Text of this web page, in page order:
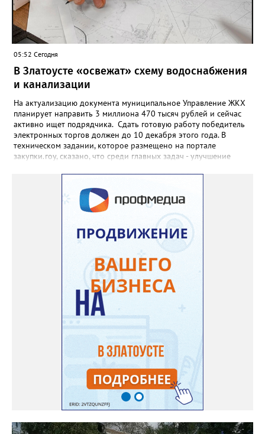
05:52 Сегодня
В Златоусте «освежат» схему водоснабжения
и канализации
На актуализацию документа муниципальное Управление ЖКХ
планирует направить 3 миллиона 470 тысяч рублей и сейчас
активно ищет подрядчика. Сдать готовую работу победитель
электронных торгов должен до 10 декабря этого года. В
техническом задании, которое размещено на портале
закупки.гоу, сказано, что среди главных задач - улучшение
повышение энергоэффективности систем. Кроме электронных
схем, исполнителю нужно разработать предложения по
строительству и реконструкции водоснабжения и канализации,
оценив размер вложений, а также представить перечень
бесхозных объектов и возможные сценарии развития этой
сферы городского хозяйства. В июне 2025 года
«Златоуст.инфо» сообщал о подобных торгах. Тогда цена
вопроса была почти в три раза выше - 9 миллионов 13 тысяч
486 рублей, а в списке работ была разработка электронной
системы ливнёвок.